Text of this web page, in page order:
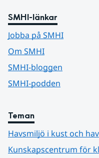
SMHI-länkar
Jobba på SMHI
Om SMHI
SMHI-bloggen
SMHI-podden
Teman
Havsmiljö i kust och hav
Kunskapscentrum för